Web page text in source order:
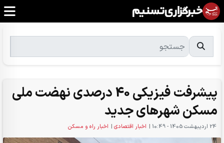
پیشرفت فیزیکی 40 درصدی نهضت ملی
مسکن شهرهای جدید
24 ارديبهشت 1405 - 10:49 | اخبار اقتصادی | اخبار راه و مسکن